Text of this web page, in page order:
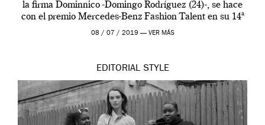
la firma Dominnico -Domingo Rodríguez (24)-, se hace
con el premio Mercedes-Benz Fashion Talent en su 14ª
edición. […]
08 / 07 / 2019 — VER MÁS
EDITORIAL STYLE